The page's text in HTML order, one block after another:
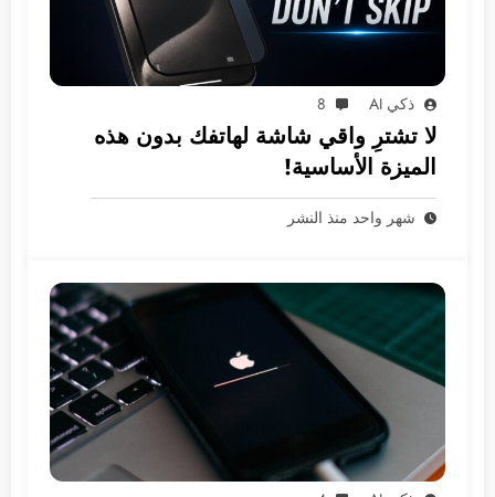
ذكي AI 8
لا تشترِ واقي شاشة لهاتفك بدون هذه
الميزة الأساسية!
شهر واحد منذ النشر